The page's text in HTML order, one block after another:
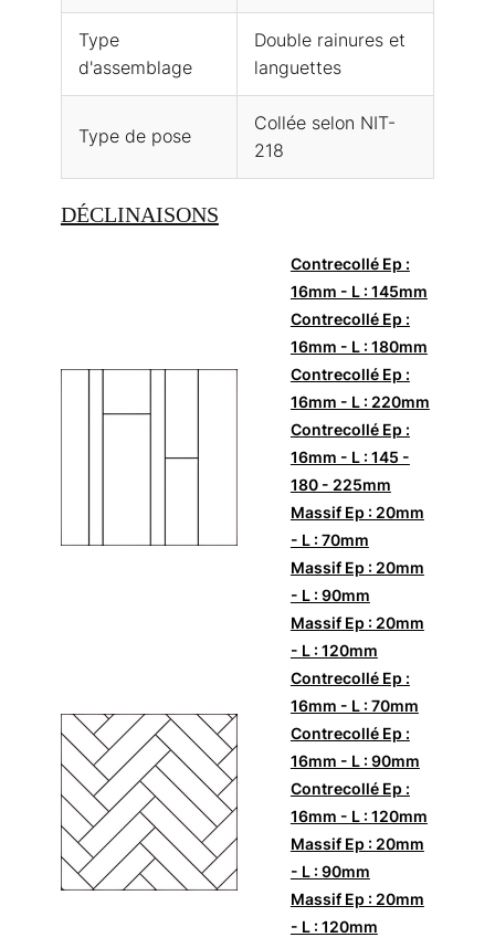
Type
d'assemblage
Double rainures et
languettes
Type de pose
Collée selon NIT-
218
DÉCLINAISONS
Contrecollé Ep :
16mm - L : 145mm
Contrecollé Ep :
16mm - L : 180mm
Contrecollé Ep :
16mm - L : 220mm
Contrecollé Ep :
16mm - L : 145 -
180 - 225mm
Massif Ep : 20mm
- L : 70mm
Massif Ep : 20mm
- L : 90mm
Massif Ep : 20mm
- L : 120mm
Contrecollé Ep :
16mm - L : 70mm
Contrecollé Ep :
16mm - L : 90mm
Contrecollé Ep :
16mm - L : 120mm
Massif Ep : 20mm
- L : 90mm
Massif Ep : 20mm
- L : 120mm